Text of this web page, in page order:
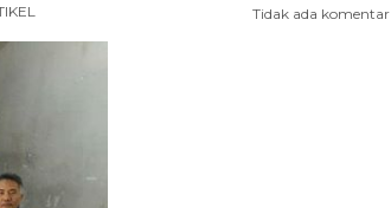
Tidak ada komentar